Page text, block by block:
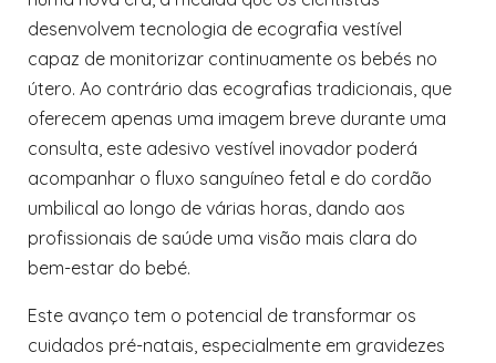
desenvolvem tecnologia de ecografia vestível
capaz de monitorizar continuamente os bebés no
útero. Ao contrário das ecografias tradicionais, que
oferecem apenas uma imagem breve durante uma
consulta, este adesivo vestível inovador poderá
acompanhar o fluxo sanguíneo fetal e do cordão
umbilical ao longo de várias horas, dando aos
profissionais de saúde uma visão mais clara do
bem-estar do bebé.
Este avanço tem o potencial de transformar os
cuidados pré-natais, especialmente em gravidezes